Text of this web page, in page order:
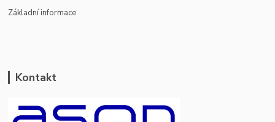
Základní informace
Kontakt